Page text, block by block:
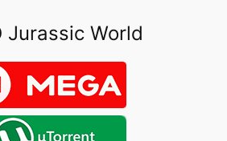
Jurassic World